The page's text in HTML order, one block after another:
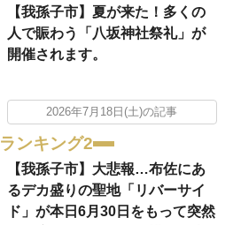
​【我孫子市】夏が来た！多くの
人で賑わう「八坂神社祭礼」が
開催されます。
2026年7月18日(土)の記事
ランキング2
​【我孫子市】大悲報…布佐にあ
るデカ盛りの聖地「リバーサイ
ド」が本日6月30日をもって突然